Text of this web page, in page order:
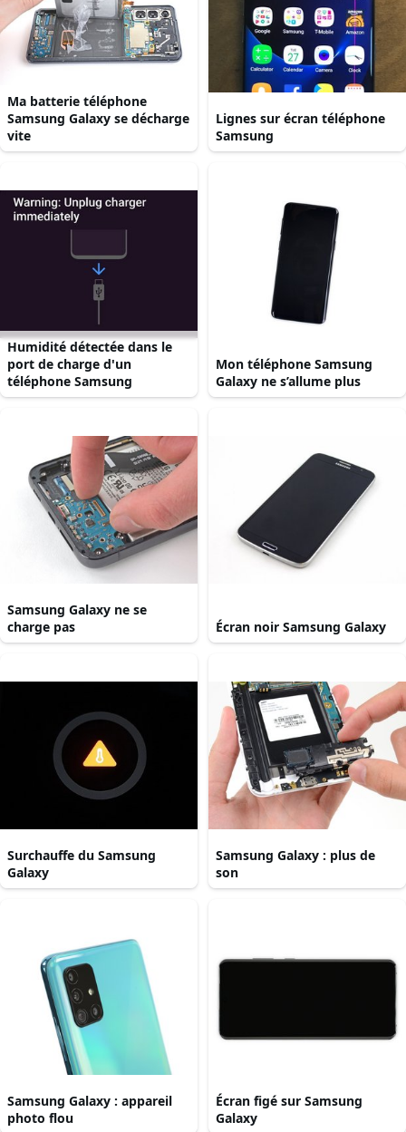
Ma batterie téléphone
Samsung Galaxy se décharge
vite
Lignes sur écran téléphone
Samsung
Humidité détectée dans le
port de charge d'un
téléphone Samsung
Mon téléphone Samsung
Galaxy ne s’allume plus
Samsung Galaxy ne se
charge pas
Écran noir Samsung Galaxy
Surchauffe du Samsung
Galaxy
Samsung Galaxy : plus de
son
Samsung Galaxy : appareil
photo flou
Écran figé sur Samsung
Galaxy